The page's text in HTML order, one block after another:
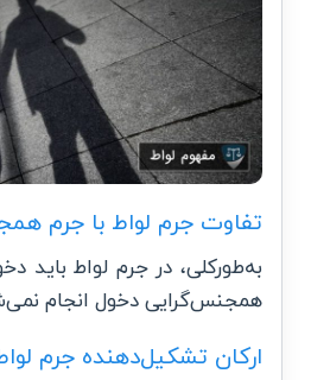
تفاوت جرم لواط با جرم
به‌طورکلی، در جرم لواط باید
همجنس‌‌‌گرایی دخول انجام
ارکان تشکیل‌دهنده جرم